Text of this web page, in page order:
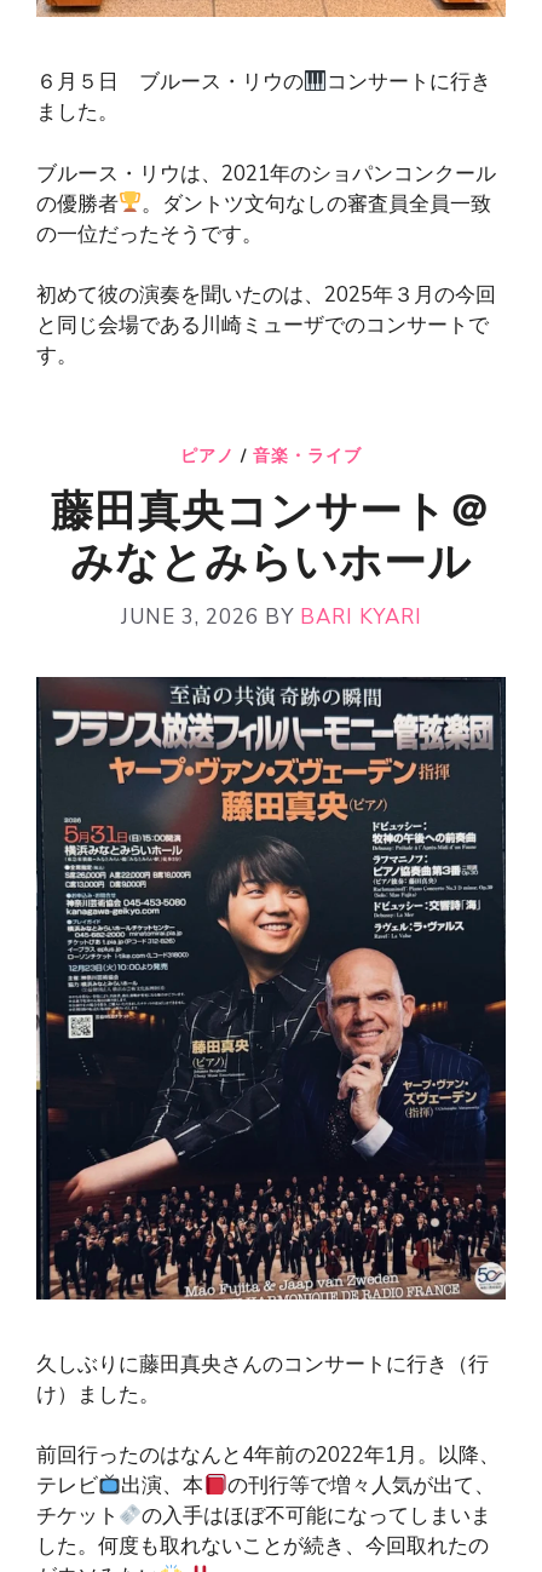
６月５日 ブルース・リウの
コンサートに行き
ました。
ブルース・リウは、2021年のショパンコンクール
の優勝者
。ダントツ文句なしの審査員全員一致
の一位だったそうです。
初めて彼の演奏を聞いたのは、2025年３月の今回
と同じ会場である川崎ミューザでのコンサートで
す。
ピアノ / 音楽・ライブ
藤田真央コンサート＠
みなとみらいホール
JUNE 3, 2026 BY BARI KYARI
久しぶりに藤田真央さんのコンサートに行き（行
け）ました。
前回行ったのはなんと4年前の2022年1月。以降、
テレビ
出演、本
の刊行等で増々人気が出て、
チケット
の入手はほぼ不可能になってしまいま
した。何度も取れないことが続き、今回取れたの